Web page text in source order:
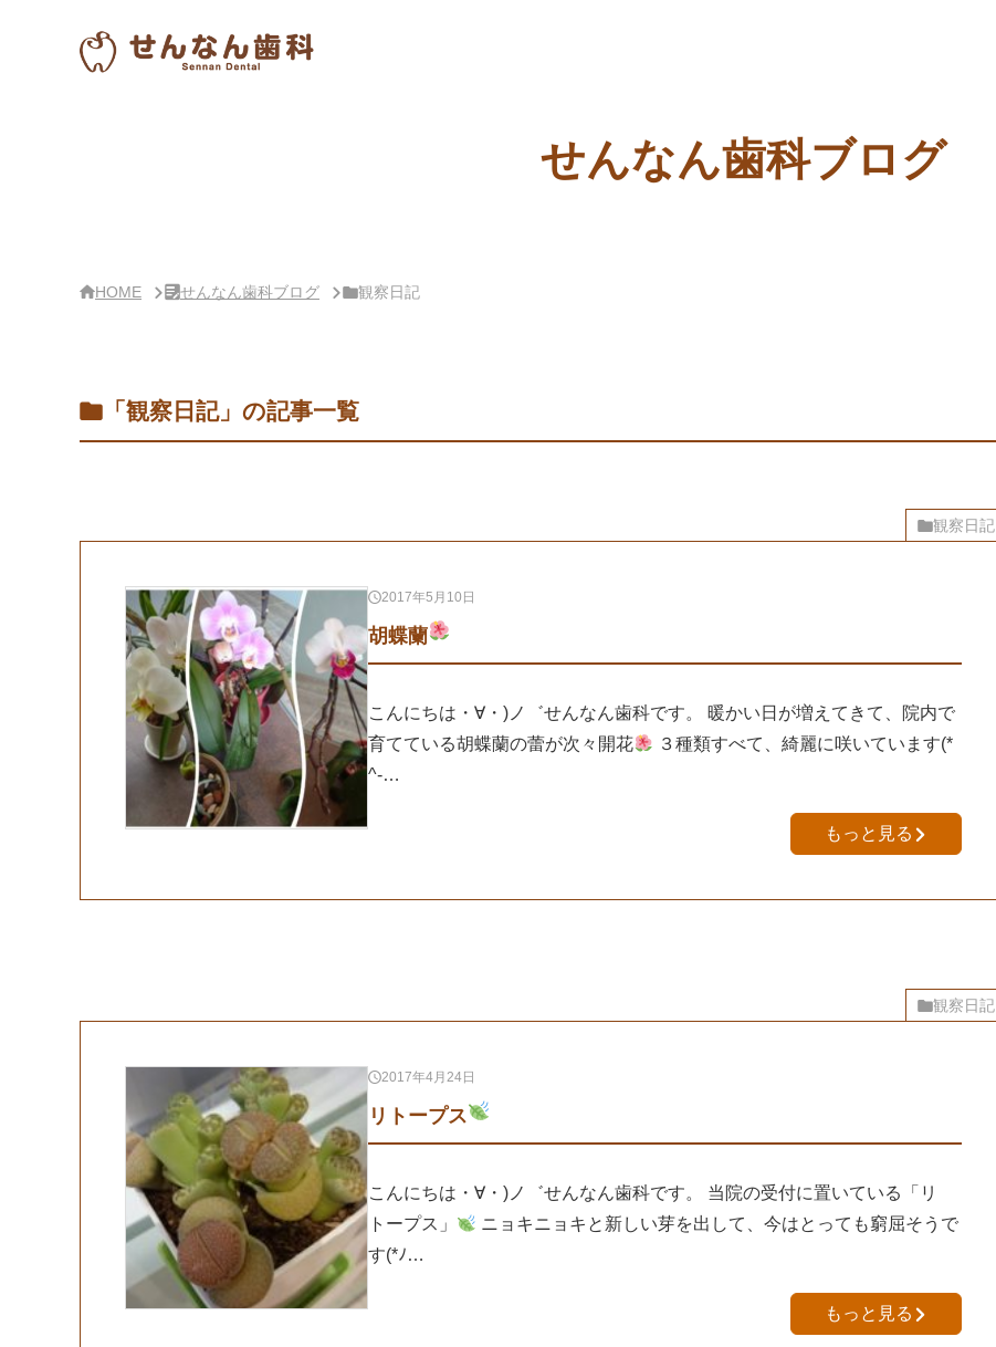
せんなん歯科ブログ
HOME せんなん歯科ブログ 観察日記
「観察日記」の記事一覧
観察日記
2017年5月10日
胡蝶蘭
こんにちは・∀・)ノ゛せんなん歯科です。 暖かい日が増えてきて、院内で
育てている胡蝶蘭の蕾が次々開花
３種類すべて、綺麗に咲いています(*
^-…
もっと見る
観察日記
2017年4月24日
リトープス
こんにちは・∀・)ノ゛せんなん歯科です。 当院の受付に置いている「リ
トープス」
ニョキニョキと新しい芽を出して、今はとっても窮屈そうで
す(*ﾉ…
もっと見る